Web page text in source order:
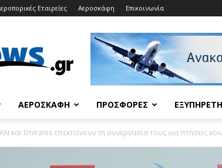
Εταιρείες Αεροσκάφη Επικοινωνία
ΑΕΡΟΣΚΆΦΗ ΠΡΟΣΦΟΡΈΣ
και Emirates επεκτείνουν τη συνεργασία τους για πτήσεις